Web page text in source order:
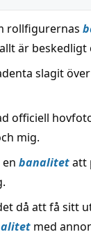
rollfigurernas
är beskedligt
slagit
officiell
mig.
banalitetatt
då att få sitt
med